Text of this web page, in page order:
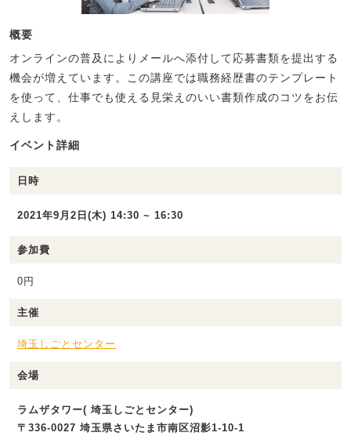
概要
オンラインの普及によりメールへ添付して応募書類を提出する
機会が増えています。この講座では職務経歴書のテンプレート
を使って、仕事でも使える見栄えのいい書類作成のコツをお伝
えします。
イベント詳細
日時
2021年9月2日(木) 14:30 ~ 16:30
参加費
0円
主催
埼玉しごとセンター
会場
ラムザタワー( 埼玉しごとセンター)
〒336-0027 埼玉県さいたま市南区沼影1‐10‐1